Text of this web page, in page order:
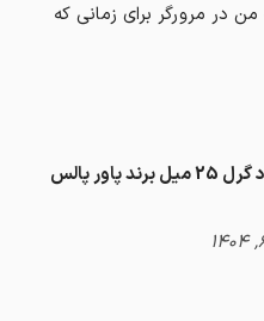
پالس
در مرورگر برای زمانی که